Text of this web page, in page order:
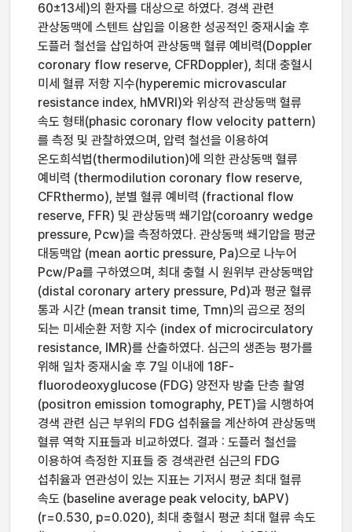
60±13세)의 환자를 대상으로 하였다. 경색 관련
관상동맥에 스텐트 삽입을 이용한 성공적인 중재시술 후
도플러 철선을 삽입하여 관상동맥 혈류 예비력(Doppler
coronary flow reserve, CFRDoppler), 최대 충혈시
미세 혈류 저항 지수(hyperemic microvascular
resistance index, hMVRI)와 위상적 관상동맥 혈류
속도 형태(phasic coronary flow velocity pattern)
를 측정 및 관찰하였으며, 압력 철선을 이용하여
온도희석법(thermodilution)에 의한 관상동맥 혈류
예비력 (thermodilution coronary flow reserve,
CFRthermo), 분별 혈류 예비력 (fractional flow
reserve, FFR) 및 관상동맥 쐐기압(coroanry wedge
pressure, Pcw)을 측정하였다. 관상동맥 쐐기압을 평균
대동맥압 (mean aortic pressure, Pa)으로 나누어
Pcw/Pa를 구하였으며, 최대 충혈 시 원위부 관상동맥압
(distal coronary artery pressure, Pd)과 평균 혈류
통과 시간 (mean transit time, Tmn)의 곱으로 정의
되는 미세순환 저항 지수 (index of microcirculatory
resistance, IMR)를 산출하였다. 심근의 생존능 평가를
위해 일차 중재시술 후 7일 이내에 18F-
fluorodeoxyglucose (FDG) 양전자 방출 단층 촬영
(positron emission tomography, PET)을 시행하여
경색 관련 심근 부위의 FDG 섭취율을 계산하여 관상동맥
혈류 역학 지표들과 비교하였다. 결과 : 도플러 철선을
이용하여 측정한 지표들 중 경색관련 심근의 FDG
섭취율과 연관성이 있는 지표는 기저시 평균 최대 혈류
속도 (baseline average peak velocity, bAPV)
(r=0.530, p=0.020), 최대 충혈시 평균 최대 혈류 속도